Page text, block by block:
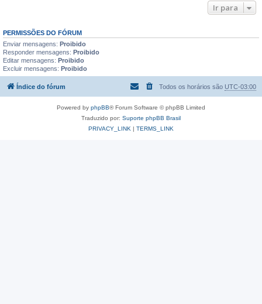
Ir para
PERMISSÕES DO FÓRUM
Enviar mensagens: Proibido
Responder mensagens: Proibido
Editar mensagens: Proibido
Excluir mensagens: Proibido
Índice do fórum Todos os horários são UTC-03:00
Powered by phpBB® Forum Software © phpBB Limited
Traduzido por: Suporte phpBB Brasil
PRIVACY_LINK | TERMS_LINK